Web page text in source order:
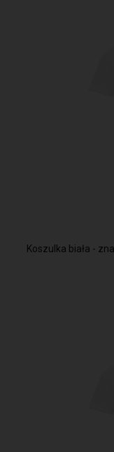
Koszulka biała -